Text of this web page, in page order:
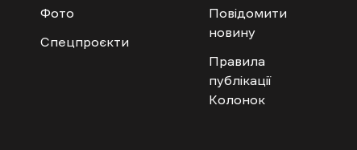
Фото
Спецпроєкти
Повідомити
новину
Правила
публікації
Колонок